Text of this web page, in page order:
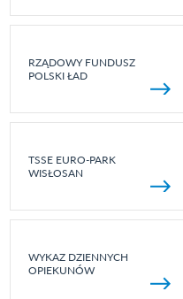
RZĄDOWY FUNDUSZ
POLSKI ŁAD
TSSE EURO-PARK
WISŁOSAN
WYKAZ DZIENNYCH
OPIEKUNÓW